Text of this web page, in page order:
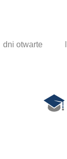
dni otwarte